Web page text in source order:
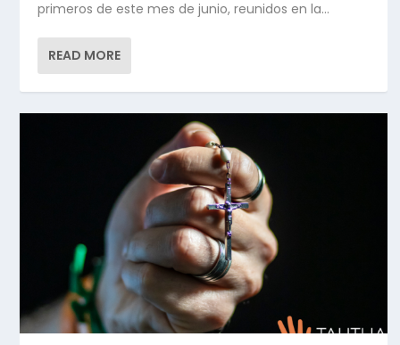
primeros de este mes de junio, reunidos en la...
READ MORE